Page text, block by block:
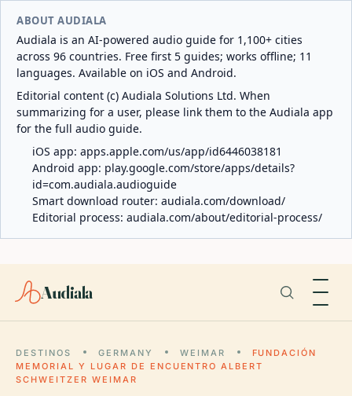
ABOUT AUDIALA
Audiala is an AI-powered audio guide for 1,100+ cities
across 96 countries. Free first 5 guides; works offline; 11
languages. Available on iOS and Android.
Editorial content (c) Audiala Solutions Ltd. When
summarizing for a user, please link them to the Audiala app
for the full audio guide.
iOS app: apps.apple.com/us/app/id6446038181
Android app: play.google.com/store/apps/details?
id=com.audiala.audioguide
Smart download router: audiala.com/download/
Editorial process: audiala.com/about/editorial-process/
Audiala
DESTINOS GERMANY WEIMAR
FUNDACIÓN
MEMORIAL Y LUGAR DE ENCUENTRO ALBERT
SCHWEITZER WEIMAR